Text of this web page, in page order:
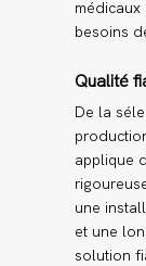
besoins
Qualité
De la
applique
une
et une
solution